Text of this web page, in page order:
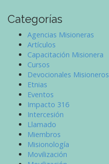
Categorías
Agencias Misioneras
Artículos
Capacitación Misionera
Cursos
Devocionales Misioneros
Etnias
Eventos
Impacto 316
Intercesión
Llamado
Miembros
Misionología
Movilización